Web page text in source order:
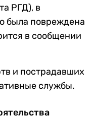
РГД), в
была повреждена
в сообщении
и пострадавших
службы.